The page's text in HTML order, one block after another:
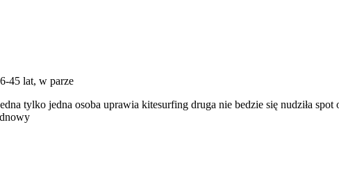
45 lat, w parze
tylko jedna osoba uprawia kitesurfing druga nie bedzie się nudziła